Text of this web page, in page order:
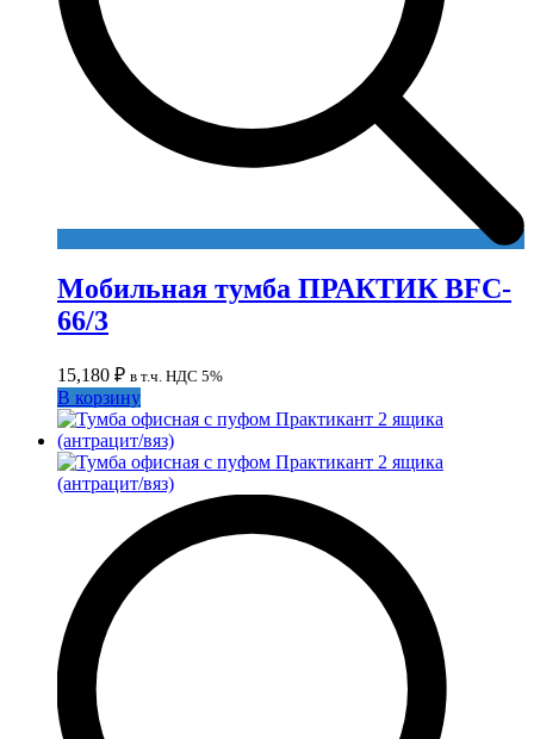
Мобильная тумба ПРАКТИК BFC-
66/3
15,180 ₽ в т.ч. НДС 5%
В корзину